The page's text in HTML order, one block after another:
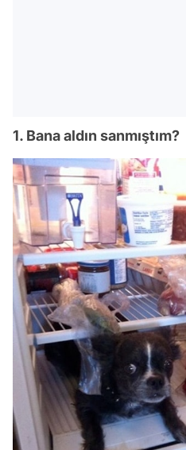
1. Bana aldın sanmıştım?